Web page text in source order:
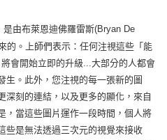
是由布萊恩迪佛羅雷斯(Bryan De
的。上師們表示：任何注視這些「能
會開始立即的升級...大部分的人都會
生。此外，您注視的每一張新的圖
深刻的連結，以及更多的顯化，來自
，當這些圖片運作一段時間，個人將
些是無法透過三次元的視覺來接收